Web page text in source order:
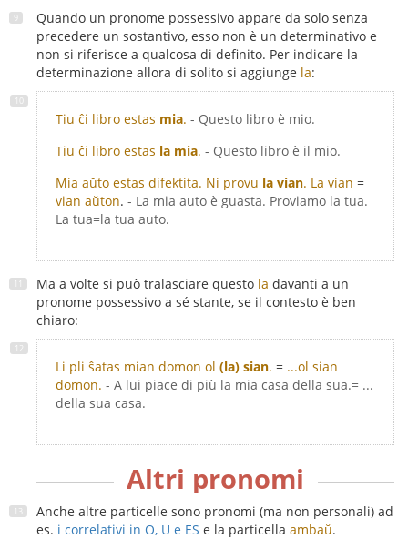
Quando un pronome possessivo appare da solo senza
precedere un sostantivo, esso non è un determinativo e
non si riferisce a qualcosa di definito. Per indicare la
determinazione allora di solito si aggiunge la:
Tiu ĉi libro estas mia. - Questo libro è mio.
Tiu ĉi libro estas la mia. - Questo libro è il mio.
Mia aŭto estas difektita. Ni provu la vian. La vian =
vian aŭton. - La mia auto è guasta. Proviamo la tua.
La tua=la tua auto.
Ma a volte si può tralasciare questo la davanti a un
pronome possessivo a sé stante, se il contesto è ben
chiaro:
Li pli ŝatas mian domon ol (la) sian. = ...ol sian
domon. - A lui piace di più la mia casa della sua.= ...
della sua casa.
Altri pronomi
Anche altre particelle sono pronomi (ma non personali) ad
es. i correlativi in O, U e ES e la particella ambaŭ.